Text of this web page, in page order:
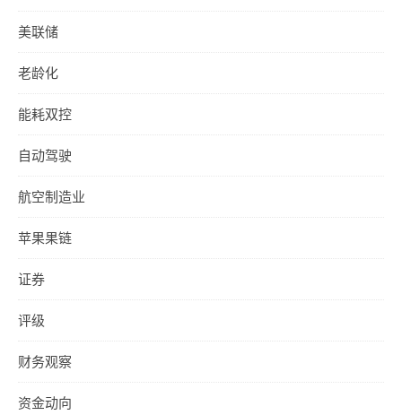
美联储
老龄化
能耗双控
自动驾驶
航空制造业
苹果果链
证券
评级
财务观察
资金动向